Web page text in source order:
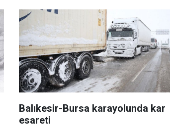
Balıkesir-Bursa karayolunda kar
esareti